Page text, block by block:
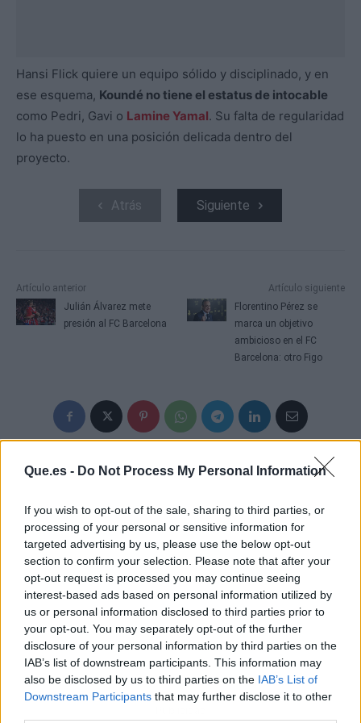
Que.es - Do Not Process My Personal Information
If you wish to opt-out of the sale, sharing to third parties, or
processing of your personal or sensitive information for
targeted advertising by us, please use the below opt-out
section to confirm your selection. Please note that after your
opt-out request is processed you may continue seeing
interest-based ads based on personal information utilized by
us or personal information disclosed to third parties prior to
your opt-out. You may separately opt-out of the further
disclosure of your personal information by third parties on the
IAB’s list of downstream participants. This information may
also be disclosed by us to third parties on the IAB’s List of
Downstream Participants that may further disclose it to other
Hansi Flick quiere un equipo sólido y disciplinado, y en
ese esquema, Koundé no tiene el estatus de intocable
como Pedri, Gavi o Lamine Yamal. Su falta de regularidad
lo ha puesto en una posición delicada dentro del
proyecto.
Atrás Siguiente
Artículo anterior
Julián Álvarez mete
presión al FC Barcelona
Artículo siguiente
Florentino Pérez se
marca un objetivo
ambicioso en el FC
Barcelona: otro Figo